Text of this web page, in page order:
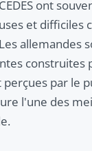
ont
et difficiles
allemandes
construites
par le
l'une des